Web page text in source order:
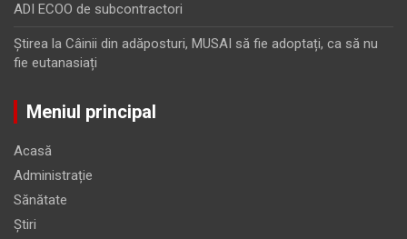
ADI ECOO de subcontractori
Ştirea la Câinii din adăposturi, MUSAI să fie adoptați, ca să nu
fie eutanasiați
Meniul principal
Acasă
Administrație
Sănătate
Știri